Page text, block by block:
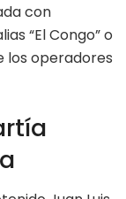
con
“El Congo” o
los operadores